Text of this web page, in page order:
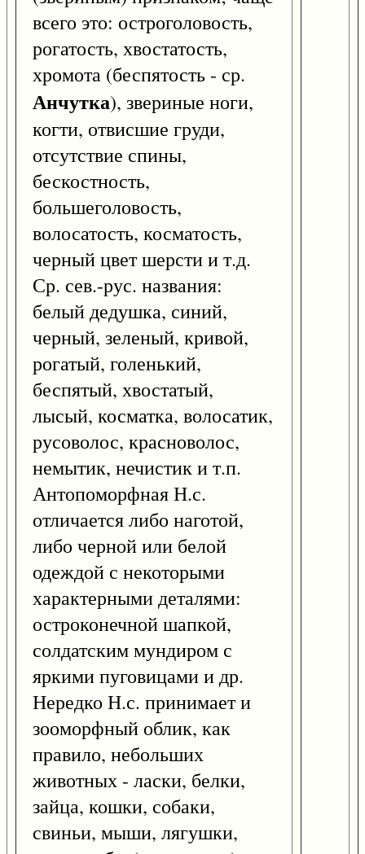
всего это: остроголовость,
рогатость, хвостатость,
хромота (беспятость - ср.
Анчутка), звериные ноги,
когти, отвисшие груди,
отсутствие спины,
бескостность,
большеголовость,
волосатость, косматость,
черный цвет шерсти и т.д.
Ср. сев.-рус. названия:
белый дедушка, синий,
черный, зеленый, кривой,
рогатый, голенький,
беспятый, хвостатый,
лысый, косматка, волосатик,
русоволос, красноволос,
немытик, нечистик и т.п.
Антопоморфная Н.с.
отличается либо наготой,
либо черной или белой
одеждой с некоторыми
характерными деталями:
остроконечной шапкой,
солдатским мундиром с
яркими пуговицами и др.
Нередко Н.с. принимает и
зооморфный облик, как
правило, небольших
животных - ласки, белки,
зайца, кошки, собаки,
свиньи, мыши, лягушки,